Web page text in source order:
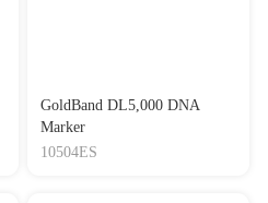
GoldBand DL5,000 DNA
Marker
10504ES